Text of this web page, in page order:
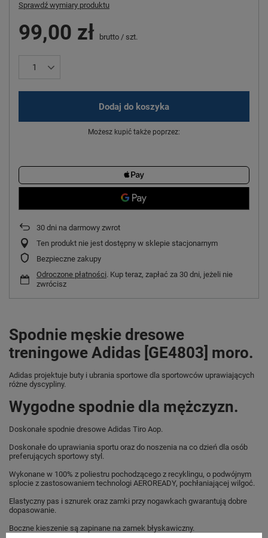
Sprawdź wymiary produktu
99,00 zł brutto / szt.
Dodaj do koszyka
Możesz kupić także poprzez:
30 dni na darmowy zwrot
Ten produkt nie jest dostępny w sklepie stacjonarnym
Bezpieczne zakupy
Odroczone płatności. Kup teraz, zapłać za 30 dni, jeżeli nie
zwrócisz
Spodnie męskie dresowe
treningowe Adidas [GE4803] moro.
Adidas projektuje buty i ubrania sportowe dla sportowców uprawiających
różne dyscypliny.
Wygodne spodnie dla mężczyzn.
Doskonałe spodnie dresowe Adidas Tiro Aop.
Doskonałe do uprawiania sportu oraz do noszenia na co dzień dla osób
preferujących sportowy styl.
Wykonane w 100% z poliestru pochodzącego z recyklingu, o podwójnym
splocie z zastosowaniem technologi AEROREADY, pochłaniającej wilgoć.
Elastyczny pas i sznurek oraz zamki przy nogawkach gwarantują dobre
dopasowanie.
Boczne kieszenie są zapinane na zamek błyskawiczny.